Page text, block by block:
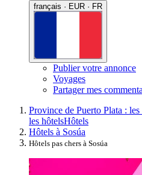
français · EUR · FR
Publier votre annonce
Voyages
Partager mes
Province de Puerto Plata : les
les hôtelsHôtels
Hôtels à Sosúa
Hôtels pas chers à Sosúa